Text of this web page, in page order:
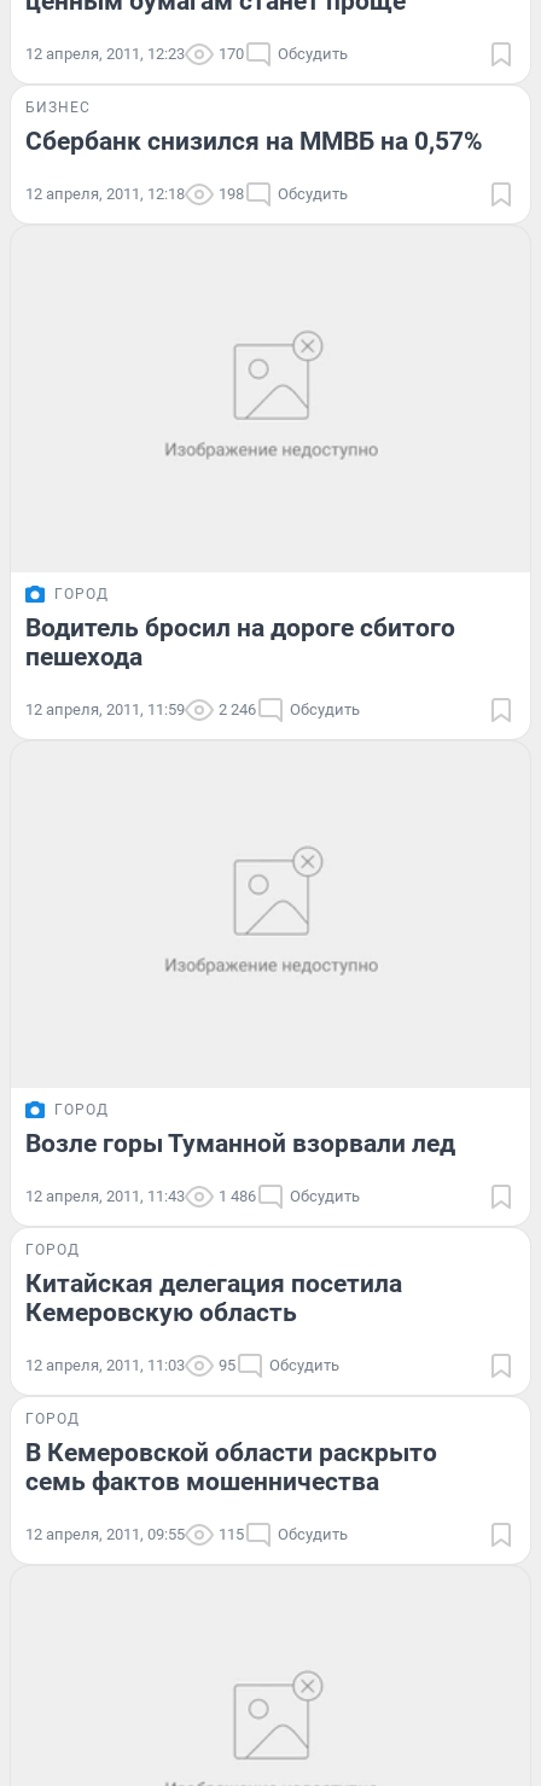
12 апреля, 2011, 12:23 170 Обсудить
БИЗНЕС
Сбербанк снизился на ММВБ на 0,57%
12 апреля, 2011, 12:18 198 Обсудить
ГОРОД
Водитель бросил на дороге сбитого
пешехода
12 апреля, 2011, 11:59 2 246 Обсудить
ГОРОД
Возле горы Туманной взорвали лед
12 апреля, 2011, 11:43 1 486 Обсудить
ГОРОД
Китайская делегация посетила
Кемеровскую область
12 апреля, 2011, 11:03 95 Обсудить
ГОРОД
В Кемеровской области раскрыто
семь фактов мошенничества
12 апреля, 2011, 09:55 115 Обсудить